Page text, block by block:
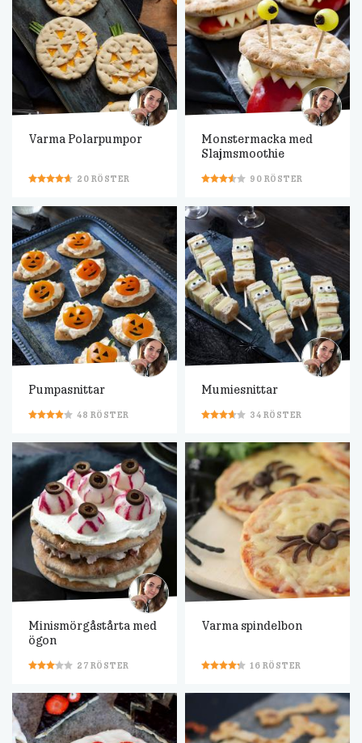
Varma Polarpumpor
20 RÖSTER
Monstermacka med
Slajmsmoothie
90 RÖSTER
Pumpasnittar
48 RÖSTER
Mumiesnittar
34 RÖSTER
Minismörgåstårta med
ögon
27 RÖSTER
Varma spindelbon
16 RÖSTER